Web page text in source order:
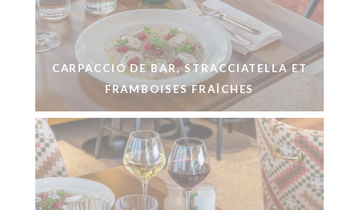
CARPACCIO DE BAR, STRACCIATELLA ET
FRAMBOISES FRAÎCHES